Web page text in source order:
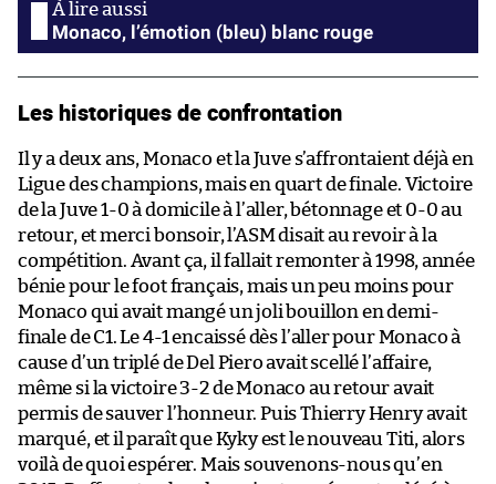
Monaco, l’émotion (bleu) blanc rouge
Les historiques de confrontation
Il y a deux ans, Monaco et la Juve s’affrontaient déjà en
Ligue des champions, mais en quart de finale. Victoire
de la Juve 1-0 à domicile à l’aller, bétonnage et 0-0 au
retour, et merci bonsoir, l’ASM disait au revoir à la
compétition. Avant ça, il fallait remonter à 1998, année
bénie pour le foot français, mais un peu moins pour
Monaco qui avait mangé un joli bouillon en demi-
finale de C1. Le 4-1 encaissé dès l’aller pour Monaco à
cause d’un triplé de Del Piero avait scellé l’affaire,
même si la victoire 3-2 de Monaco au retour avait
permis de sauver l’honneur. Puis Thierry Henry avait
marqué, et il paraît que Kyky est le nouveau Titi, alors
voilà de quoi espérer. Mais souvenons-nous qu’en